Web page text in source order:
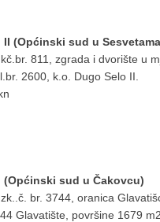
(Općinski sud u
811, zgrada i dvorište u
2600, k.o. Dugo Selo II.
sud u Čakovcu)
br. 3744, oranica
Glavatište, površine 1679